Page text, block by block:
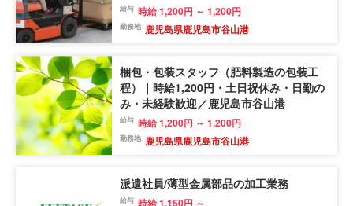
給与 時給 1,200円 ～ 1,200円
勤務地 鹿児島県鹿児島市谷山港
梱包・包装スタッフ（肥料製造の包装工
程）｜時給1,200円・土日祝休み・日勤の
み・未経験歓迎／鹿児島市谷山港
給与 時給 1,200円 ～ 1,200円
勤務地 鹿児島県鹿児島市谷山港
派遣社員/薄型金属部品の加工業務
給与 時給 1,150円 ～